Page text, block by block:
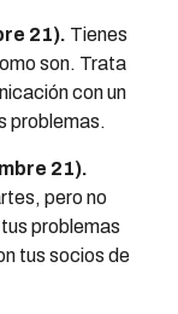
21). Tienes
son. Trata
con un
problemas.
21).
pero no
problemas
tus socios de